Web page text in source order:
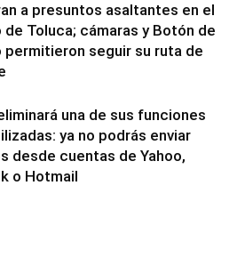
a presuntos asaltantes en el
de Toluca; cámaras y Botón de
permitieron seguir su ruta de
una de sus funciones
ya no podrás enviar
desde cuentas de Yahoo,
o Hotmail